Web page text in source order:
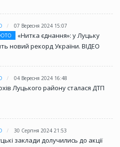
07 Вересня 2024 15:07
«Нитка єднання»: у Луцьку
новий рекорд України. ВІДЕО
04 Вересня 2024 16:48
Луцького району сталася ДТП
30 Серпня 2024 21:53
заклади долучились до акції